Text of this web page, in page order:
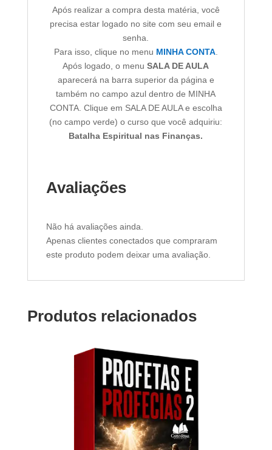
Após realizar a compra desta matéria, você
precisa estar logado no site com seu email e
senha.
Para isso, clique no menu MINHA CONTA.
Após logado, o menuSALA DE AULA
aparecerá na barra superior da página e
também no campo azul dentro de MINHA
CONTA. Clique em SALA DE AULA e escolha
(no campo verde) o curso que você adquiriu:
Batalha Espiritual nas Finanças.
Avaliações
Não há avaliações ainda.
Apenas clientes conectados que compraram
este produto podem deixar uma avaliação.
Produtos relacionados